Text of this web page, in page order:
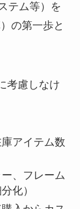
テム等）を
の第一歩と
考慮しなけ
アイテム数
、フレーム
化）